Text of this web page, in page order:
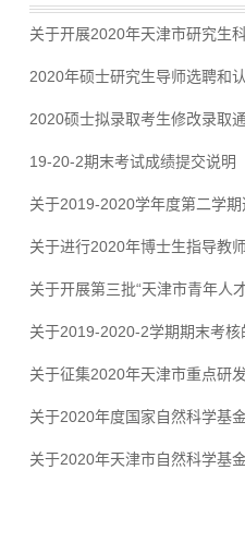
关于开展2020年天津市研究生
2020年硕士研究生导师选聘和
2020硕士拟录取考生修改录取
19-20-2期末考试成绩提交说明
关于2019-2020学年度第二学
关于进行2020年博士生指导教
关于开展第三批“天津市青年人
关于2019-2020-2学期期末考核
关于征集2020年天津市重点研
关于2020年度国家自然科学基
关于2020年天津市自然科学基